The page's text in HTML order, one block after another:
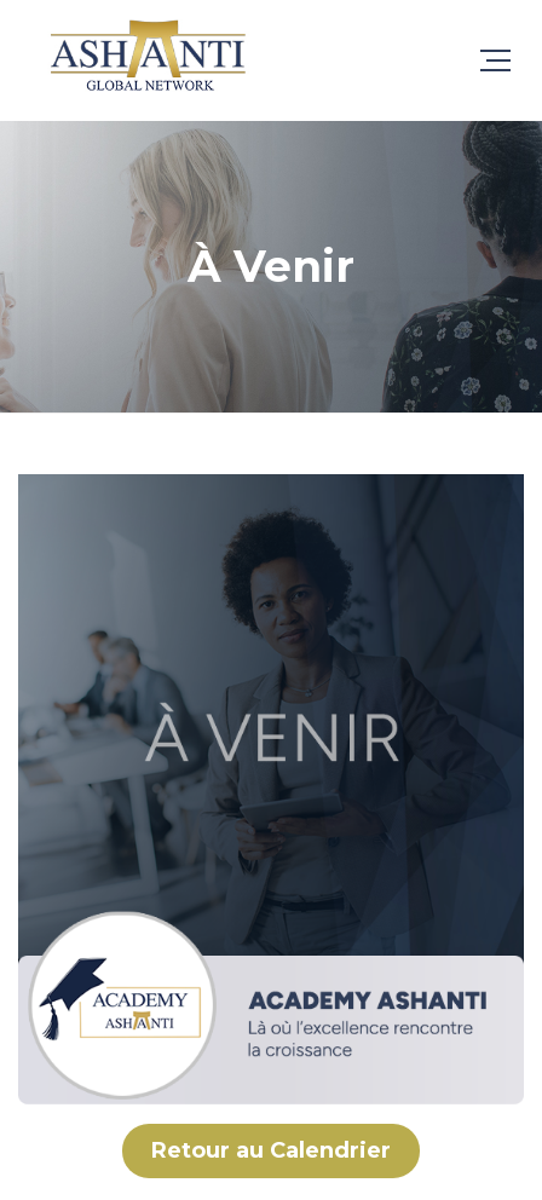
À Venir
Retour au Calendrier